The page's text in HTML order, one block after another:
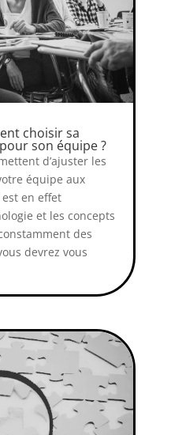
choisir sa
son équipe ?
d’ajuster les
équipe aux
en effet
et les concepts
des
devrez vous